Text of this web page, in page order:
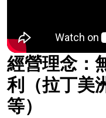
經營理念：
利（拉丁美
等）